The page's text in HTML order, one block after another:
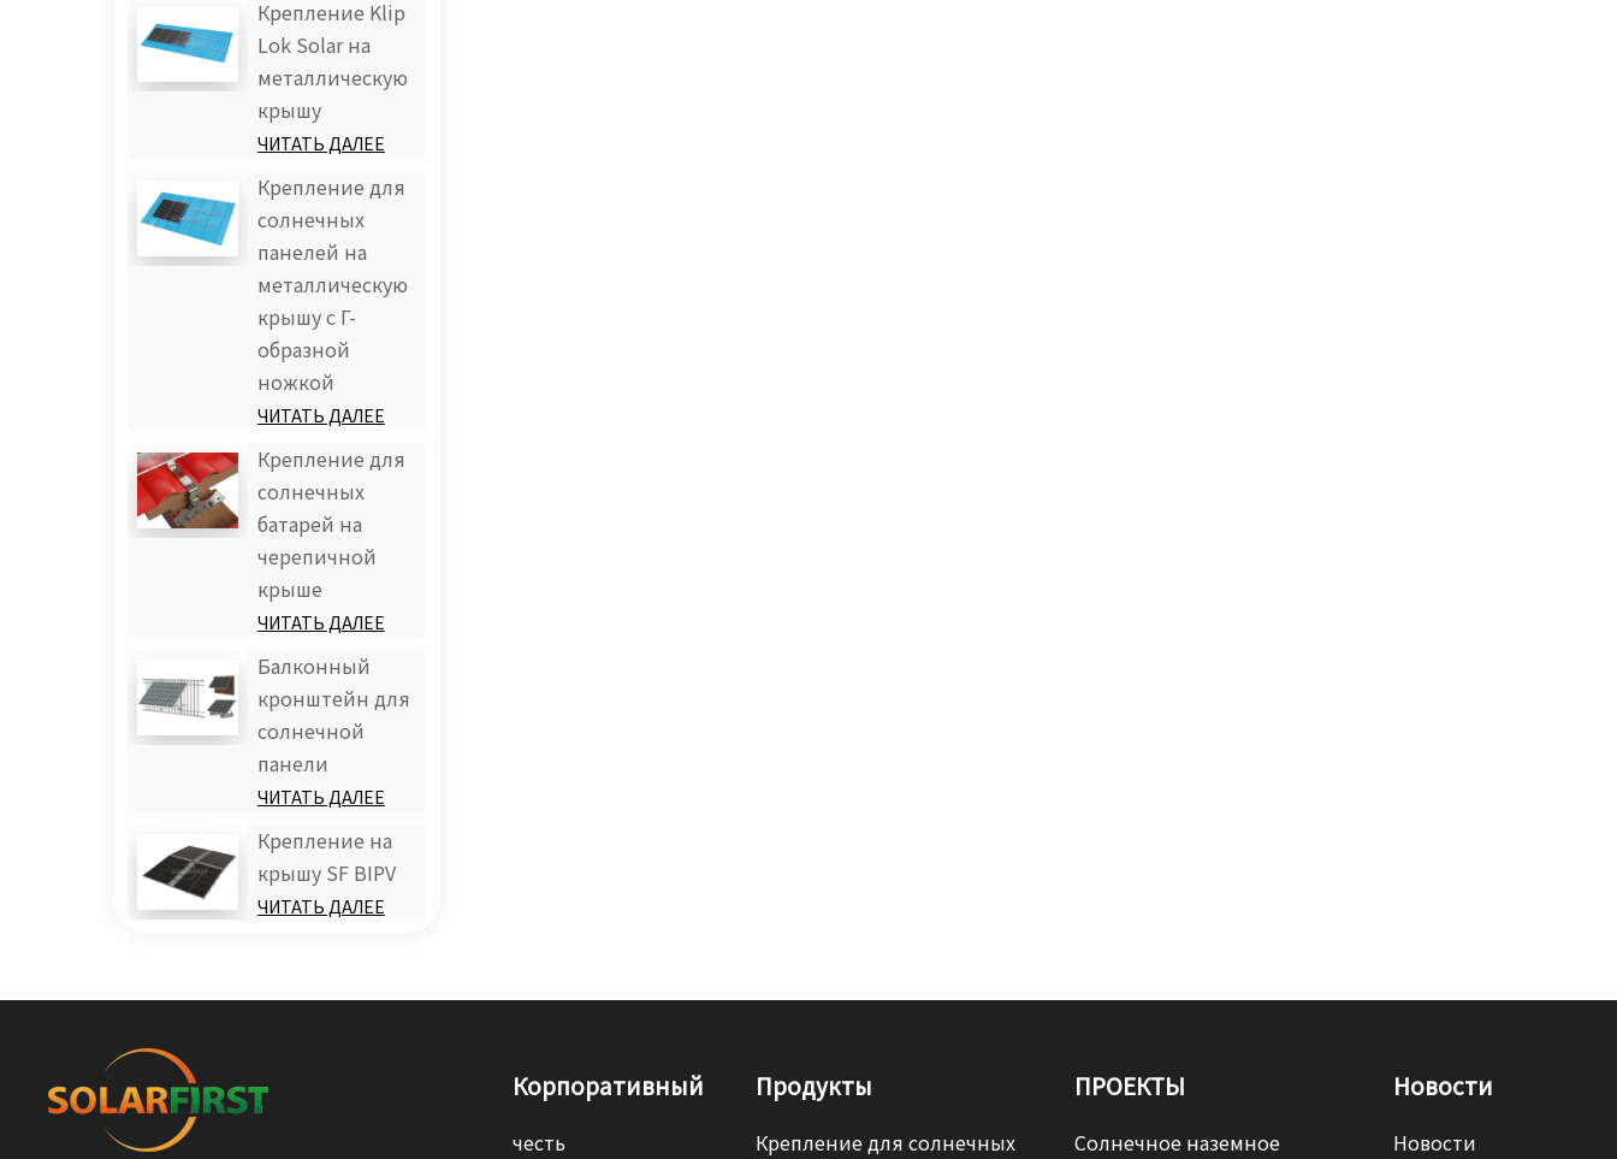
Крепление Klip
Lok Solar на
металлическую
крышу
ЧИТАТЬ ДАЛЕЕ
Крепление для
солнечных
панелей на
металлическую
крышу с Г-
образной
ножкой
ЧИТАТЬ ДАЛЕЕ
Крепление для
солнечных
батарей на
черепичной
крыше
ЧИТАТЬ ДАЛЕЕ
Балконный
кронштейн для
солнечной
панели
ЧИТАТЬ ДАЛЕЕ
Крепление на
крышу SF BIPV
ЧИТАТЬ ДАЛЕЕ
Корпоративный
честь
Продукты
Крепление для солнечных
ПРОЕКТЫ
Солнечное наземное
Новости
Новости